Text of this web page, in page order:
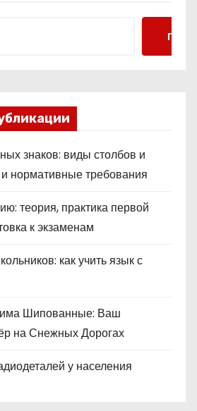
Поиск
знаков: виды столбов и
нормативные требования
теория, практика первой
к экзаменам
как учить язык с
Шипованные: Ваш
на Снежных Дорогах
у населения